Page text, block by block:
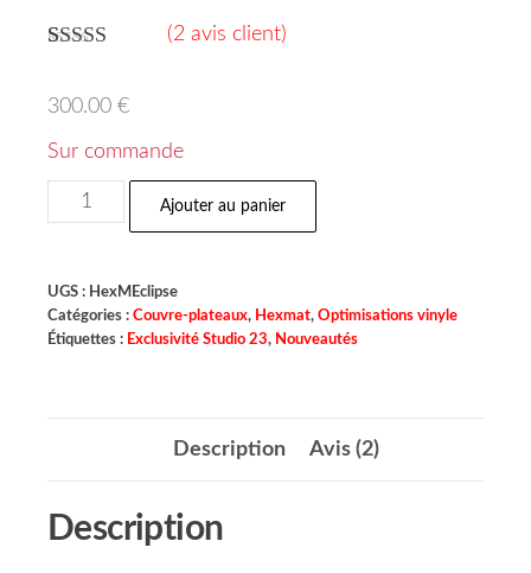
surnotations
(2 avis client)
300.00 €
Sur commande
Ajouter au panier
UGS : HexMEclipse
Catégories : Couvre-plateaux, Hexmat, Optimisations vinyle
Étiquettes : Exclusivité Studio 23, Nouveautés
Description Avis (2)
Description